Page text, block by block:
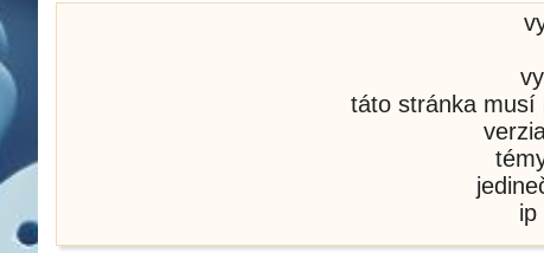
táto stránka musí
ip